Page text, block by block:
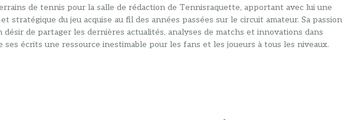
de tennis pour la salle de rédaction de Tennisraquette, apportant avec lui une
stratégique du jeu acquise au fil des années passées sur le circuit amateur. Sa passion
de partager les dernières actualités, analyses de matchs et innovations dans
ses écrits une ressource inestimable pour les fans et les joueurs à tous les niveaux.